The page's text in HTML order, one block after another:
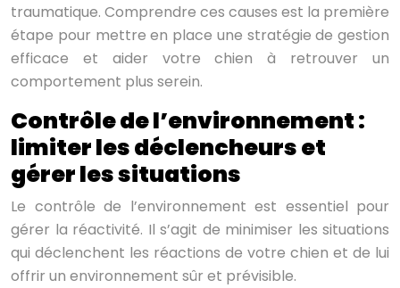
traumatique. Comprendre ces causes est la première
étape pour mettre en place une stratégie de gestion
efficace et aider votre chien à retrouver un
comportement plus serein.
Contrôle de l’environnement :
limiter les déclencheurs et
gérer les situations
Le contrôle de l’environnement est essentiel pour
gérer la réactivité. Il s’agit de minimiser les situations
qui déclenchent les réactions de votre chien et de lui
offrir un environnement sûr et prévisible.